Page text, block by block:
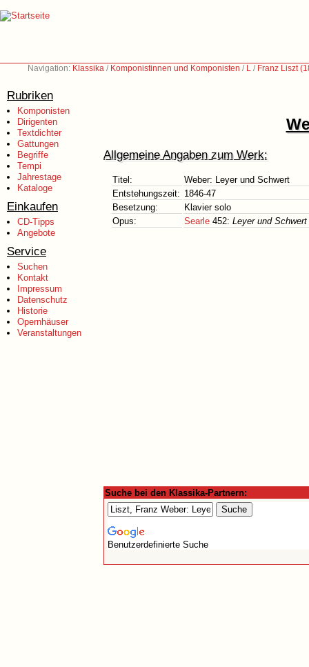
Navigation: Klassika / Komponistinnen und Komponisten / L / Franz Liszt
Rubriken
Komponisten
Dirigenten
Textdichter
Gattungen
Begriffe
Tempi
Jahrestage
Kataloge
Einkaufen
CD-Tipps
Angebote
Service
Suchen
Kontakt
Impressum
Datenschutz
Historie
Opernhäuser
Veranstaltungen
Allgemeine Angaben zum Werk:
Titel:
Weber: Leyer und Schwert
Entstehungszeit: 1846-47
Besetzung:
Klavier solo
Opus:
Searle 452: Leyer und Schwert
Suche bei den Klassika-Partnern:
Benutzerdefinierte Suche